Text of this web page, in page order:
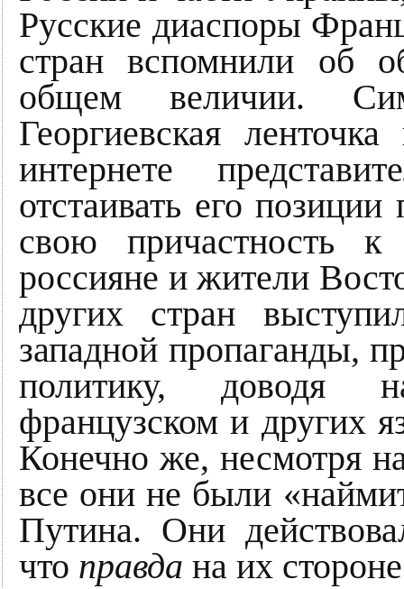
Русские диаспоры
стран вспомнили об
общем величии.
Георгиевская
интернете
отстаивать его
свою причастность
россияне и жители
других стран
западной пропаганды,
политику, доводя
французском и других
Конечно же, несмотря
все они не были
Путина. Они
что правда на их